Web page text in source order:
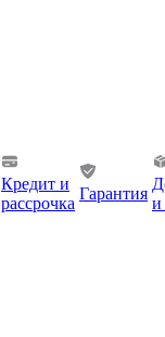
Кредит и
рассрочка
Гарантия
и